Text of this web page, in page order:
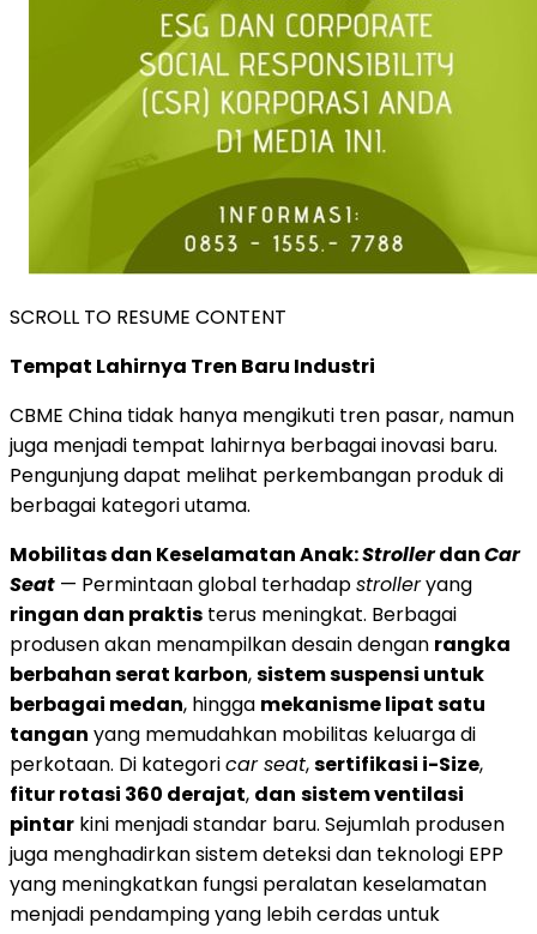
SCROLL TO RESUME CONTENT
Tempat Lahirnya Tren Baru Industri
CBME China tidak hanya mengikuti tren pasar, namun
juga menjadi tempat lahirnya berbagai inovasi baru.
Pengunjung dapat melihat perkembangan produk di
berbagai kategori utama.
Mobilitas dan Keselamatan Anak:StrollerdanCar
Seat — Permintaan global terhadapstrolleryang
ringan dan praktis terus meningkat. Berbagai
produsen akan menampilkan desain dengan rangka
berbahan serat karbon,sistem suspensi untuk
berbagai medan, hingga mekanisme lipat satu
tangan yang memudahkan mobilitas keluarga di
perkotaan. Di kategoricar seat,sertifikasi i-Size,
fitur rotasi 360 derajat, dan sistem ventilasi
pintar kini menjadi standar baru. Sejumlah produsen
juga menghadirkan sistem deteksi dan teknologi EPP
yang meningkatkan fungsi peralatan keselamatan
menjadi pendamping yang lebih cerdas untuk